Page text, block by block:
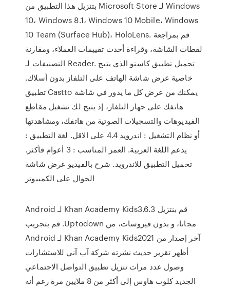
بتنزيل هذا التطبيق من Microsoft Store لـ Windows
10، Windows 8.1، Windows 10 Mobile، Windows
10 Team (Surface Hub)، HoloLens. قم بمراجعة
لقطات الشاشة، وقراءة أحدث تقييمات العملاء، ومقارنة
التصنيفات لـ Reader. تحميل تطبيق كاستو الذي يتيح
خاصية عرض شاشة الهاتف على التلفاز بدون أسلاك.
تطبيق Castto يمكنك من عرض كل ما يدور في شاشة
هاتفك على جهاز التلفاز، إذ يتيح لك تشغيل مقاطع
الفيديوهات والتسجيلات الصوتية من هاتفك، ومشاهدتها
أو نظام التشغيل : اندرويد 4.4 على الاقل. لغة التطبيق :
يدعم اللغة العربية. العمر المناسب : 3 أعوام فأكثر.
تحميل التطبيق للاندرويد. شرح بالفيديو عرض شاشة
الجوال على الكمبيوتر
‫قم بنتزيل Khan Academy Kids3.6.3 لـ Android
مجانا، و بدون فيروسات، من Uptodown. قم بتجريب
آخر إصدار من Khan Academy Kids2021 لـ Android
أظهر تقرير حديث نشرته شركة آب آني للاستشارات
وصول عدد مرات تنزيل تطبيق التواصل الاجتماعي
الجديد كلوب هاوس إلى أكثر من 8 ملايين مرة رغم أنه